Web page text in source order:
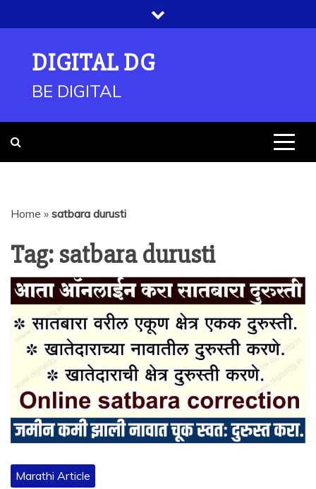
to
DIGITAL DG
BE DIGITAL
Home » satbara durusti
Tag: satbara durusti
Marathi Article